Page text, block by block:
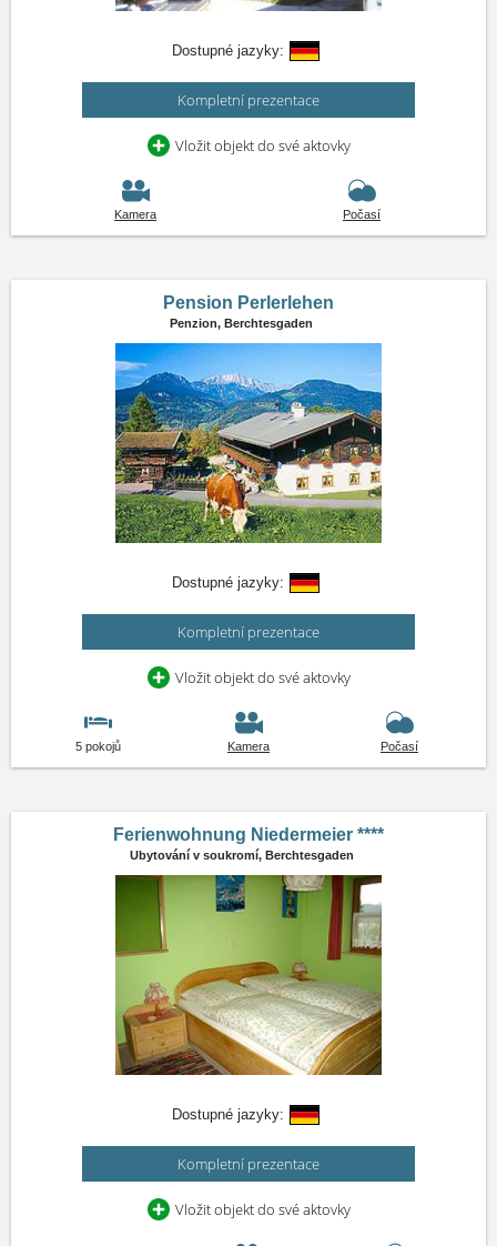
Dostupné jazyky:
Kompletní prezentace
Vložit objekt do své aktovky
Kamera Počasí
Pension Perlerlehen
Penzion, Berchtesgaden
Dostupné jazyky:
Kompletní prezentace
Vložit objekt do své aktovky
5 pokojů Kamera Počasí
Ferienwohnung Niedermeier ****
Ubytování v soukromí, Berchtesgaden
Dostupné jazyky:
Kompletní prezentace
Vložit objekt do své aktovky